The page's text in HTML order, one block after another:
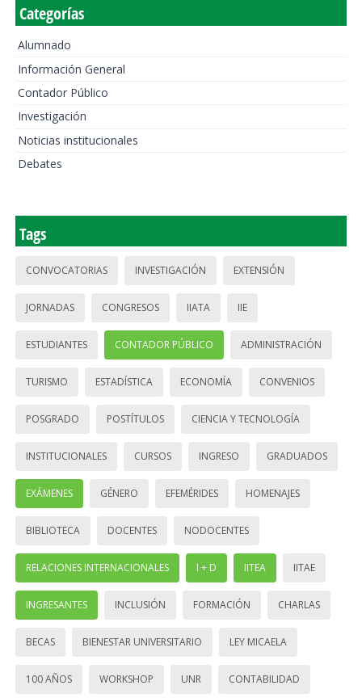
Categorías
Alumnado
Información General
Contador Público
Investigación
Noticias institucionales
Debates
Tags
CONVOCATORIAS INVESTIGACIÓN EXTENSIÓN
JORNADAS CONGRESOS IIATA IIE
ESTUDIANTES CONTADOR PÚBLICO ADMINISTRACIÓN
TURISMO ESTADÍSTICA ECONOMÍA CONVENIOS
POSGRADO POSTÍTULOS CIENCIA Y TECNOLOGÍA
INSTITUCIONALES CURSOS INGRESO GRADUADOS
EXÁMENES GÉNERO EFEMÉRIDES HOMENAJES
BIBLIOTECA DOCENTES NODOCENTES
RELACIONES INTERNACIONALES I + D IITEA IITAE
INGRESANTES INCLUSIÓN FORMACIÓN CHARLAS
BECAS BIENESTAR UNIVERSITARIO LEY MICAELA
100 AÑOS WORKSHOP UNR CONTABILIDAD